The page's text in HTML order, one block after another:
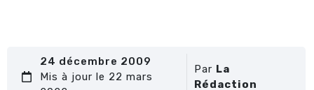
24 décembre 2009
Mis à jour le 22 mars
Par La
Rédaction